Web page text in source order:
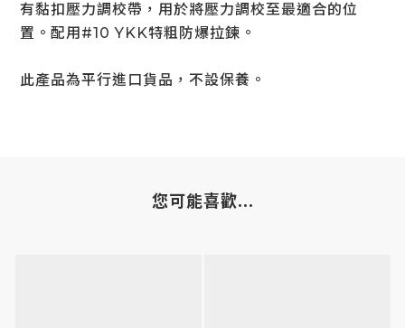
有黏扣壓力調校帶，用於將壓力調校至最適合的位
置。配用#10 YKK特粗防爆拉鍊。
此產品為平行進口貨品，不設保養。
您可能喜歡...